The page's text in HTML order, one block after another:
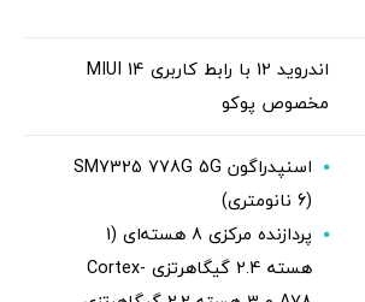
اندروید 12 با رابط کاربری MIUI 14
مخصوص پوکو
اسنپدراگون SM7325 778G 5G
(6 نانومتری)
پردازنده مرکزی 8 هسته‌ای (1
هسته 2.4 گیگاهرتزی Cortex-